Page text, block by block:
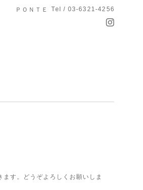
ＰＯＮＴＥ Tel / 03-6321-4256
す。どうぞよろしくお願いしま